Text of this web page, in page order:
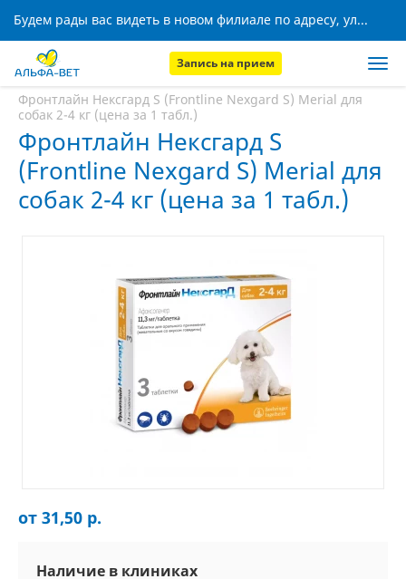
Будем рады вас видеть в новом филиале по адресу, ул. Кижеватова, 8!
Запись на прием
Главная
Фронтлайн Нексгард S (Frontline Nexgard S) Merial для
собак 2-4 кг (цена за 1 табл.)
Фронтлайн Нексгард S
(Frontline Nexgard S) Merial для
собак 2-4 кг (цена за 1 табл.)
от 31,50 р.
Наличие в клиниках